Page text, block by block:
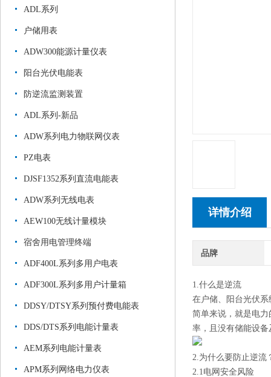
ADL系列
户储用表
ADW300能源计量仪表
阳台光伏电能表
防逆流监测装置
ADL系列-新品
ADW系列电力物联网仪表
PZ电表
DJSF1352系列直流电能表
ADW系列无线电表
AEW100无线计量模块
宿舍用电管理终端
ADF400L系列多用户电表
ADF300L系列多用户计量箱
DDSY/DTSY系列预付费电能表
DDS/DTS系列电能计量表
AEM系列电能计量表
APM系列网络电力仪表
详情介绍
品牌
1.什么是逆流
在户储、阳台光伏
简单来说，就是电
率，且没有储能设
2.为什么要防止逆流
2.1电网安全风险